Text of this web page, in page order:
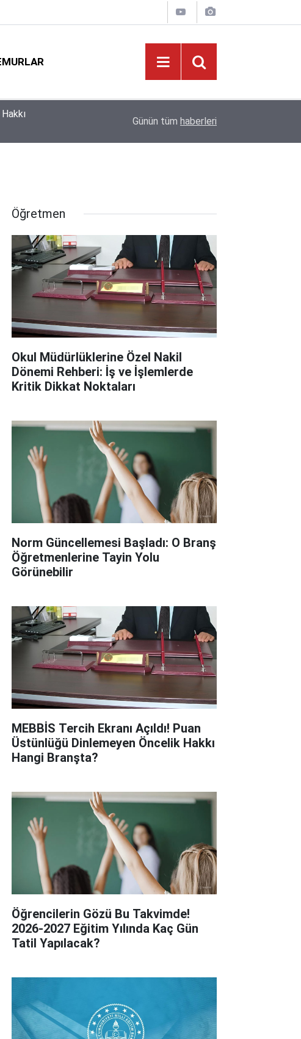
Tatil
Kararında!
Günün tüm haberleri
Öğretmen
Okul Müdürlüklerine Özel Nakil
Dönemi Rehberi: İş ve İşlemlerde
Kritik Dikkat Noktaları
Norm Güncellemesi Başladı: O Branş
Öğretmenlerine Tayin Yolu
Görünebilir
MEBBİS Tercih Ekranı Açıldı! Puan
Üstünlüğü Dinlemeyen Öncelik Hakkı
Hangi Branşta?
Öğrencilerin Gözü Bu Takvimde!
2026-2027 Eğitim Yılında Kaç Gün
Tatil Yapılacak?